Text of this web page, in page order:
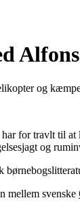
og
for travlt til
og
mellem svenske